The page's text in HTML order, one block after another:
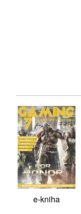
e-kniha